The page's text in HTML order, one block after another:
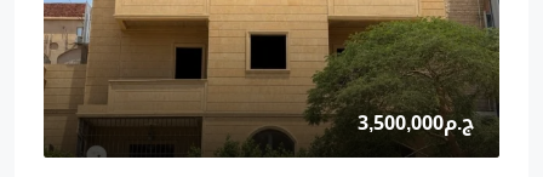
ج.م3,500,000